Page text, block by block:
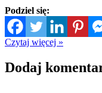
Podziel się:
Czytaj więcej »
Dodaj